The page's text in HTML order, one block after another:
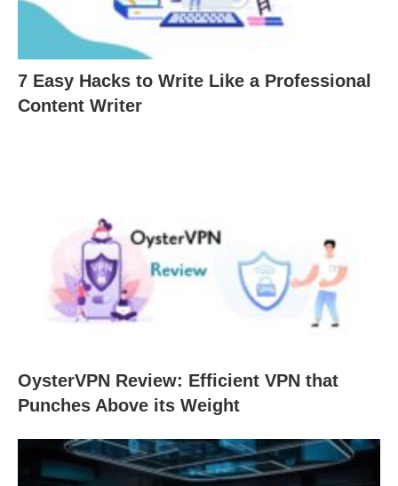
7 Easy Hacks to Write Like a Professional
Content Writer
OysterVPN Review: Efficient VPN that
Punches Above its Weight